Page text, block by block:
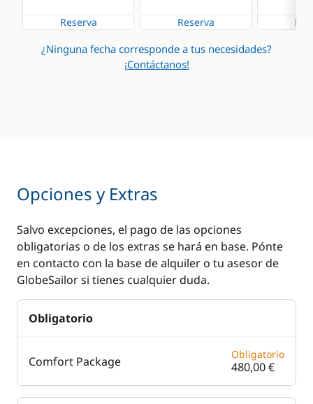
Reserva Reserva
¿Ninguna fecha corresponde a tus necesidades?
¡Contáctanos!
Opciones y Extras
Salvo excepciones, el pago de las opciones
obligatorias o de los extras se hará en base. Pónte
en contacto con la base de alquiler o tu asesor de
GlobeSailor si tienes cualquier duda.
Obligatorio
Comfort Package Obligatorio
480,00 €